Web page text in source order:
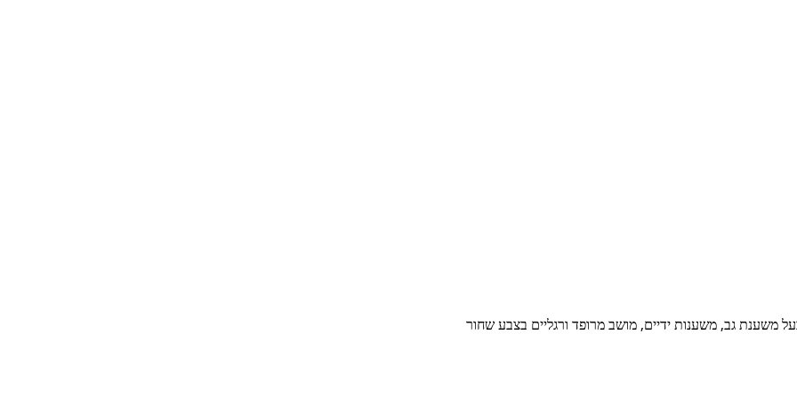
משענת גב, משענות ידיים, מושב מרופד ורגליים בצבע שחור